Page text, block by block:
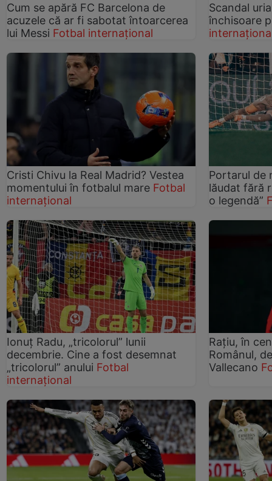
Cum se apără FC Barcelona de
acuzele că ar fi sabotat întoarcerea
lui Messi Fotbal internațional
Scandal
închisoare
Cristi Chivu la Real Madrid? Vestea
momentului în fotbalul mare Fotbal
internațional
Portarul de
lăudat fără
o legendă”
Ionuț Radu, „tricolorul” lunii
decembrie. Cine a fost desemnat
„tricolorul” anului Fotbal
internațional
Rațiu, în
Românul,
Vallecano